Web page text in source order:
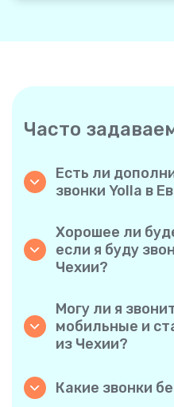
Часто
Есть ли
звонки Yolla в
поминутной
только за время
скрытых
ежемесячных
Хорошее ли
если я буду
Чехии?
у вас будет
разговариваете с
городе, даже если
Могу ли я
мобильные и
из Чехии?
даже
Какие звонки